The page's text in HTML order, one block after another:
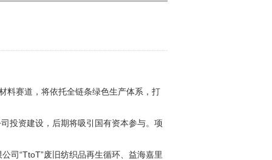
料赛道，将依托全链条绿色生产体系，打
投资建设，后期将吸引国有资本参与。项
司“TtoT”废旧纺织品再生循环、益海嘉里